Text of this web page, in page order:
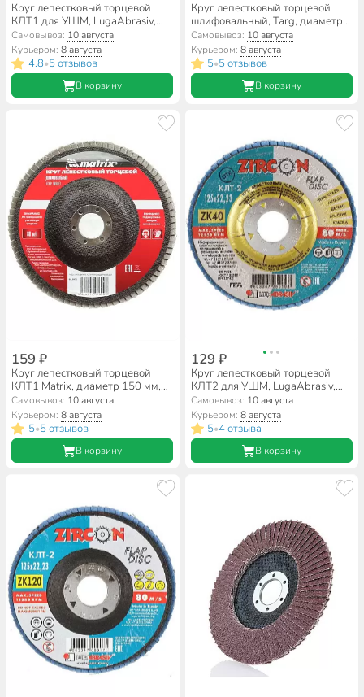
Круг лепестковый торцевой
КЛТ1 для УШМ, LugaAbrasiv,
диаметр 125 мм, посадочный
диаметр 22 мм, зернистость
A50, шлифовальный
Самовывоз: 10 августа
Курьером:8 августа
4.8•5 отзывов
В корзину
Круг лепестковый торцевой
шлифовальный, Targ, диаметр
125 мм, посадочный диаметр
22.2 мм, зернистость P60,
663405
Самовывоз: 10 августа
Курьером: 8 августа
5•5 отзывов
В корзину
159 ₽
Круг лепестковый торцевой
КЛТ1 Matrix, диаметр 150 мм,
посадочный диаметр 22 мм,
зернистость 60
Самовывоз: 10 августа
Курьером:8 августа
5•5 отзывов
В корзину
129 ₽
Круг лепестковый торцевой
КЛТ2 для УШМ, LugaAbrasiv,
диаметр 125 мм, посадочный
диаметр 22 мм, зернистость
ZK40, шлифовальный
Самовывоз: 10 августа
Курьером: 8 августа
5•4 отзыва
В корзину